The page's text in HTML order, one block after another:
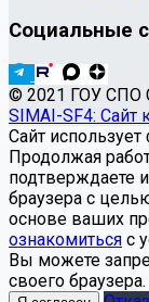
Социальные
© 2021 ГОУ СПО
SIMAI-SF4: Сайт
Сайт
Продолжая
подтверждаете
браузера с
основе ваших
ознакомиться с
Вы можете
своего браузера.